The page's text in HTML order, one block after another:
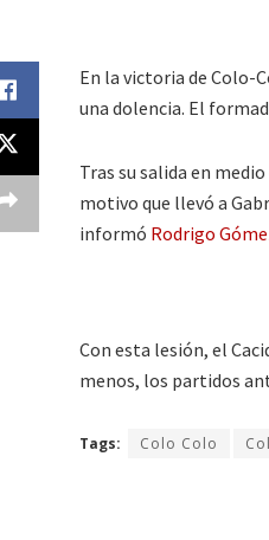
En la victoria de Colo-
una dolencia. El
Tras su salida en
motivo que llevó a
informó Rodrigo
Con esta lesión, el
menos, los partidos
Tags: Colo Colo